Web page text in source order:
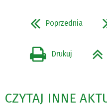
Poprzednia
Drukuj
CZYTAJ INNE